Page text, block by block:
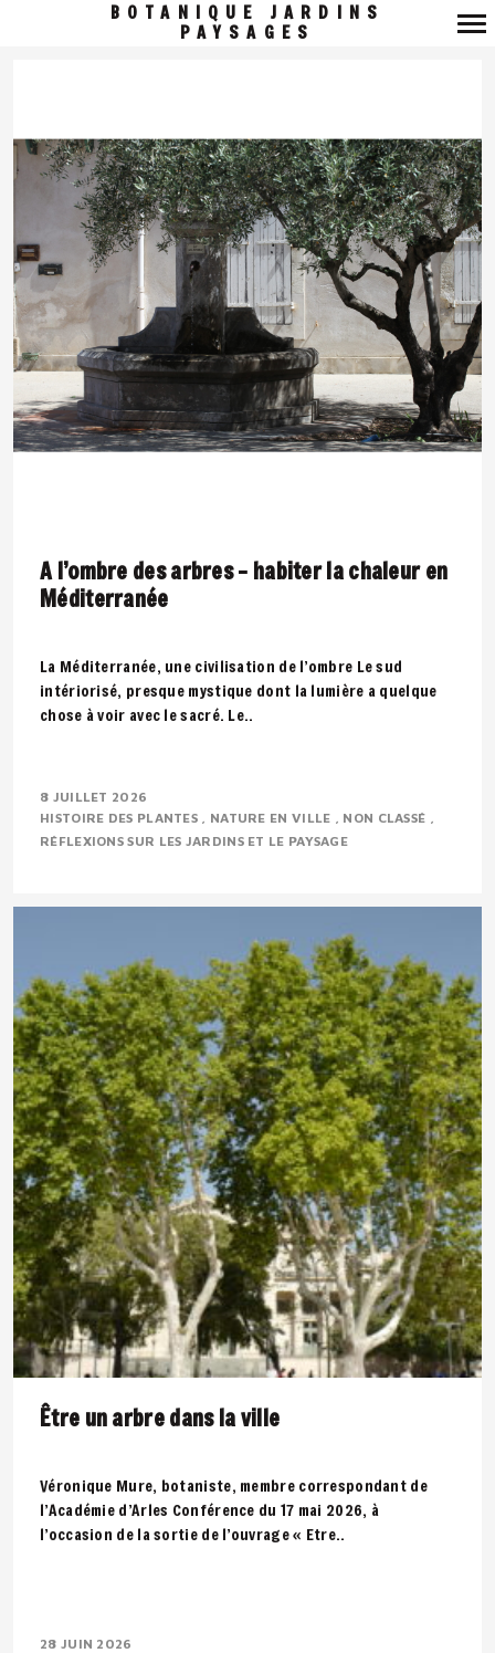
BOTANIQUE JARDINS
PAYSAGES
A l’ombre des arbres – habiter la chaleur en
Méditerranée
La Méditerranée, une civilisation de l’ombre Le sud
intériorisé, presque mystique dont la lumière a quelque
chose à voir avec le sacré. Le..
8 JUILLET 2026
HISTOIRE DES PLANTES
NATURE EN VILLE
NON CLASSÉ
RÉFLEXIONS SUR LES JARDINS ET LE PAYSAGE
Être un arbre dans la ville
Véronique Mure, botaniste, membre correspondant de
l’Académie d’Arles Conférence du 17 mai 2026, à
l’occasion de la sortie de l’ouvrage « Etre..
28 JUIN 2026